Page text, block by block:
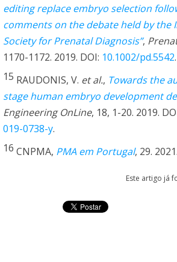
editing replace embryo selection
comments on the debate held by the
Society for Prenatal Diagnosis”,
1170-1172. 2019. DOI: 10.1002/pd.5542.
15 RAUDONIS, V. et al., Towards the
stage human embryo development
Engineering OnLine, 18, 1-20. 2019.
019-0738-y.
16 CNPMA, PMA em Portugal, 29. 2021.
Este artigo já